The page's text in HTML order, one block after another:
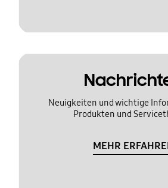
Neuigkeiten und wichtige
Produkten und
MEHR